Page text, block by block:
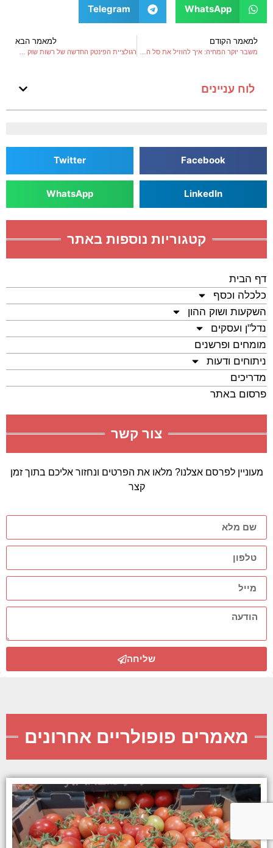
WhatsApp
Telegram
למאמר הקודם למאמר הבא
לוח עניינים
Facebook
Twitter
LinkedIn
WhatsApp
קטגוריות נוספות באתר
דף הבית
כלכלה וכסף
השקעות ושוק ההון
נדל"ן ועסקים
מומחים ופרשנים
ניתוחים ודעות
מדריכים
פרסום באתר
צור קשר
מעוניין לפרסם אצלנו? מלאו את הפרטים ונחזור אליכם בתוך זמן
קצר
שליחה
מאמרים פופולריים אחרונים